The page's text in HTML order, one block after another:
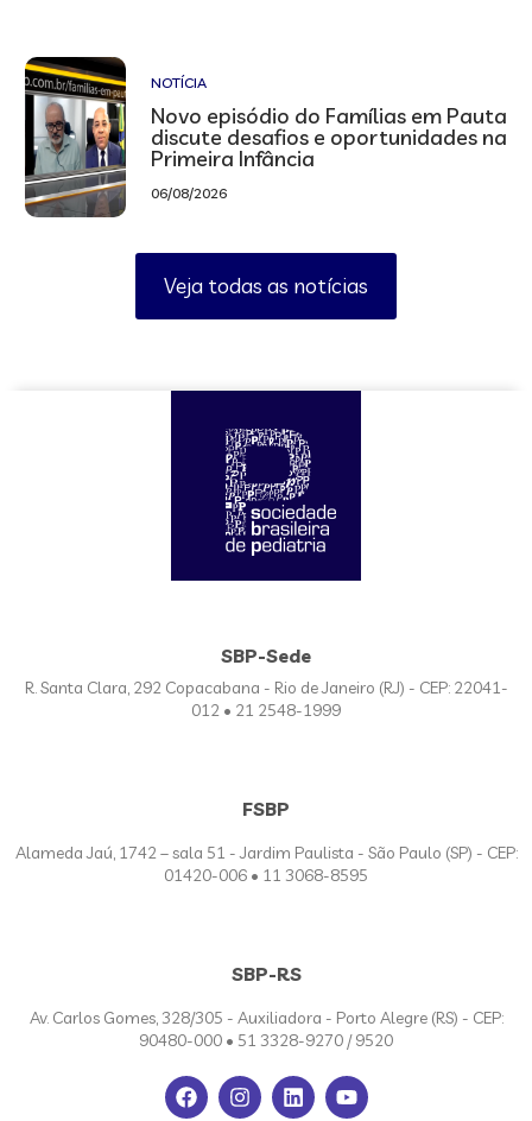
NOTÍCIA
Novo episódio do Famílias em Pauta
discute desafios e oportunidades na
Primeira Infância
06/08/2026
Veja todas as notícias
SBP-Sede
R. Santa Clara, 292 Copacabana - Rio de Janeiro (RJ) - CEP: 22041-
012 • 21 2548-1999
FSBP
Alameda Jaú, 1742 – sala 51 - Jardim Paulista - São Paulo (SP) - CEP:
01420-006 • 11 3068-8595
SBP-RS
Av. Carlos Gomes, 328/305 - Auxiliadora - Porto Alegre (RS) - CEP:
90480-000 • 51 3328-9270 / 9520